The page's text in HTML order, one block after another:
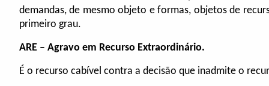
demandas, de mesmo objeto e formas, objetos de
primeiro grau.
ARE – Agravo em Recurso Extraordinário.
É o recurso cabível contra a decisão que inadmite o